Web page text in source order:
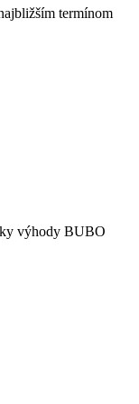
termínom
výhody BUBO